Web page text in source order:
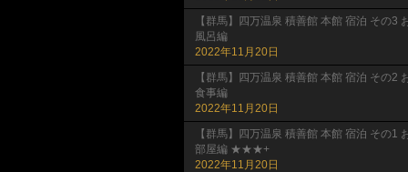
【群馬】四万温泉 積善館 本館 宿泊 その3
風呂編
2022年11月20日
【群馬】四万温泉 積善館 本館 宿泊 その2
食事編
2022年11月20日
【群馬】四万温泉 積善館 本館 宿泊 その1
部屋編 ★★★+
2022年11月20日